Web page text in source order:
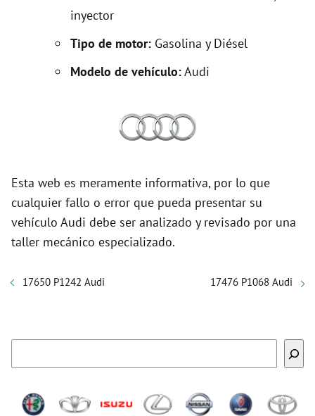
inyector
Tipo de motor: Gasolina y Diésel
Modelo de vehículo:Audi
Esta web es meramente informativa, por lo que
cualquier fallo o error que pueda presentar su
vehículo Audi debe ser analizado y revisado por una
taller mecánico especializado.
17650 P1242 Audi 17476 P1068 Audi